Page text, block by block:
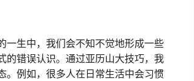
一生中，我们会不知不觉地形成一些
的错误认识。通过亚历山大技巧，我
。例如，很多人在日常生活中会习惯